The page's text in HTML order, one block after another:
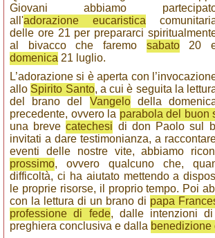
Giovani abbiamo
all'adorazione eucaristica
delle ore 21 per prepararci
al bivacco che faremo sabato20
domenica 21 luglio.
L’adorazione si è aperta con
allo Spirito Santo, a cui è seguita la
del brano del Vangelodella
precedente, ovvero la parabola del buon
una brevecatechesi di don Paolo sul
invitati a dare testimonianza, a
eventi delle nostre vite, abbiamo
prossimo, ovvero qualcuno che,
difficoltà, ci ha aiutato mettendo a
le proprie risorse, il proprio tempo. Poi
con la lettura di un brano di papa
professione di fede, dalle intenzioni di
preghiera conclusiva e dalla benedizione